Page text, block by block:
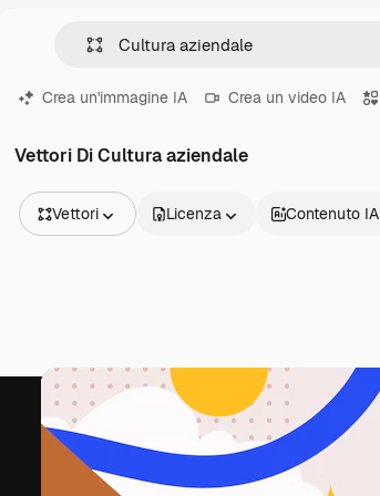
Crea un'immagine IA Crea un video IA
Vettori Di Cultura aziendale
Vettori
Video
Clip video
Motion graphic
Modelli di video
Modelli 3D
Licenza Contenuto IA